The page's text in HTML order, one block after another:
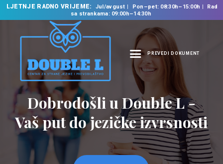
LJETNJE RADNO VRIJEME: Jul/avgust Pon–pet: 08:30h–15:00h
Rad
sa strankama: 09:00h–14:30h
PREVEDI DOKUMENT
NASLOVNA
O NAMA
NAŠE USLUGE
ŠKOLA STRANIH
JEZIKA
PREVODILAČKI BIRO
Prevodilačke usluge
na 35 jezika